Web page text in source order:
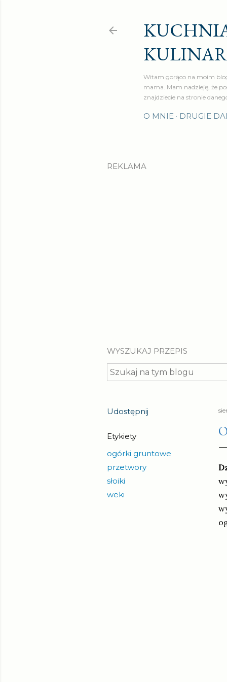
Witam gorąco na moim
mama. Mam nadzieję, że
znajdziecie na stronie
O MNIE DRUGIE
REKLAMA
WYSZUKAJ PRZEPIS
Udostępnij
Etykiety
ogórki gruntowe
przetwory
słoiki
weki